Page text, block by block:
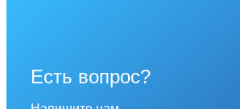
Есть вопрос?